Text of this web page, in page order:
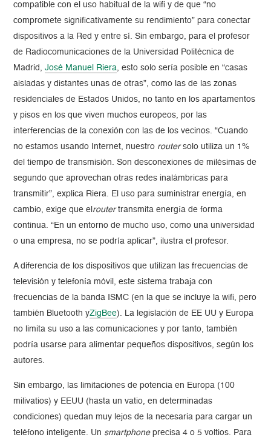
compatible con el uso habitual de la wifi y de que “no
compromete significativamente su rendimiento” para conectar
dispositivos a la Red y entre sí. Sin embargo, para el profesor
de Radiocomunicaciones de la Universidad Politécnica de
Madrid,José Manuel Riera, esto solo sería posible en “casas
aisladas y distantes unas de otras”, como las de las zonas
residenciales de Estados Unidos, no tanto en los apartamentos
y pisos en los que viven muchos europeos, por las
interferencias de la conexión con las de los vecinos. “Cuando
no estamos usando Internet, nuestro routersolo utiliza un 1%
del tiempo de transmisión. Son desconexiones de milésimas de
segundo que aprovechan otras redes inalámbricas para
transmitir”, explica Riera. El uso para suministrar energía, en
cambio, exige que el routertransmita energía de forma
continua. “En un entorno de mucho uso, como una universidad
o una empresa, no se podría aplicar”, ilustra el profesor.
A diferencia de los dispositivos que utilizan las frecuencias de
televisión y telefonía móvil, este sistema trabaja con
frecuencias de la banda ISMC (en la que se incluye la wifi, pero
también Bluetooth yZigBee). La legislación de EE UU y Europa
no limita su uso a las comunicaciones y por tanto, también
podría usarse para alimentar pequeños dispositivos, según los
autores.
Sin embargo, las limitaciones de potencia en Europa (100
milivatios) y EEUU (hasta un vatio, en determinadas
condiciones) quedan muy lejos de la necesaria para cargar un
teléfono inteligente. Un smartphoneprecisa 4 o 5 voltios. Para